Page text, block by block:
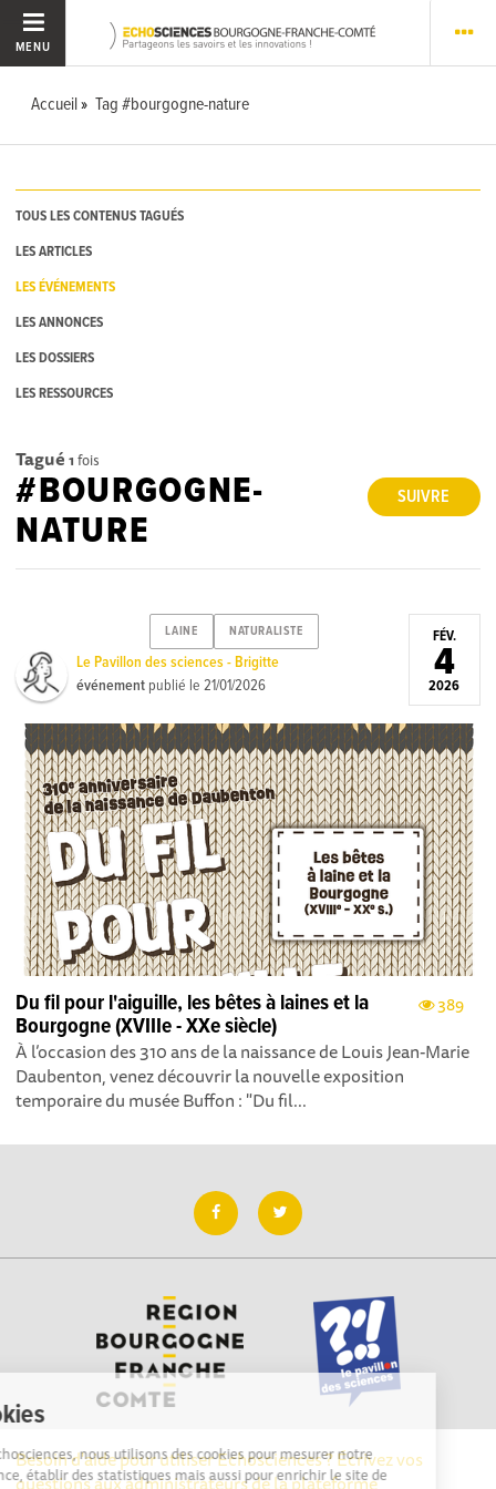
Cookies
Sur Echosciences, nous utilisons des cookies pour mesurer notre
audience, établir des statistiques mais aussi pour enrichir le site de
MENU
Accueil Tag #bourgogne-nature
TOUS LES CONTENUS TAGUÉS
LES ARTICLES
LES ÉVÉNEMENTS
LES ANNONCES
LES DOSSIERS
LES RESSOURCES
Tagué 1 fois
SUIVRE
#BOURGOGNE-
NATURE
LAINE NATURALISTE
Le Pavillon des sciences - Brigitte
événement publié le21/01/2026
FÉV.
4
2026
389
Du fil pour l'aiguille, les bêtes à laines et la
Bourgogne (XVIIIe - XXe siècle)
À l’occasion des 310 ans de la naissance de Louis Jean-Marie
Daubenton, venez découvrir la nouvelle exposition
temporaire du musée Buffon : "Du fil...
Besoin d'aide pour utiliser Echosciences ? Écrivez vos